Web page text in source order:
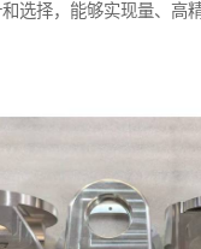
选择，能够实现量、高